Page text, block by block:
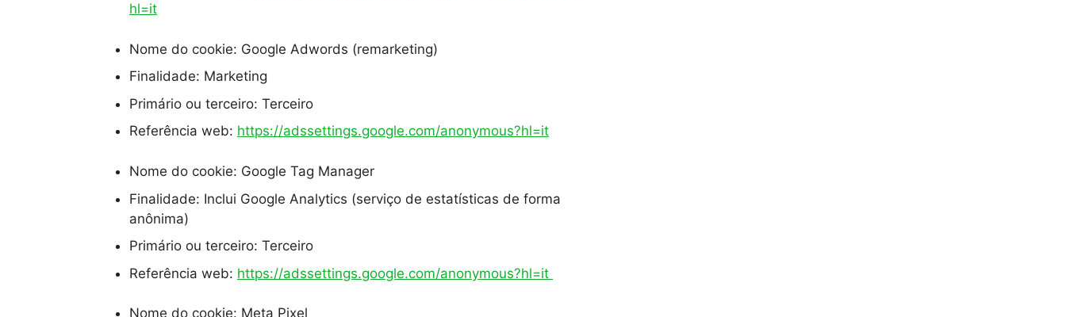
hl=it
Nome do cookie: Google Adwords (remarketing)
Finalidade: Marketing
Primário ou terceiro: Terceiro
Referência web: https://adssettings.google.com/anonymous?hl=it
Nome do cookie: Google Tag Manager
Finalidade: Inclui Google Analytics (serviço de estatísticas de forma
anônima)
Primário ou terceiro: Terceiro
Referência web: https://adssettings.google.com/anonymous?hl=it
Nome do cookie: Meta Pixel